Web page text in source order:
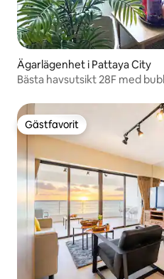
Ägarlägenhet i Pattaya City
Bästa havsutsikt 28F med
Gästfavorit
Gästfavorit